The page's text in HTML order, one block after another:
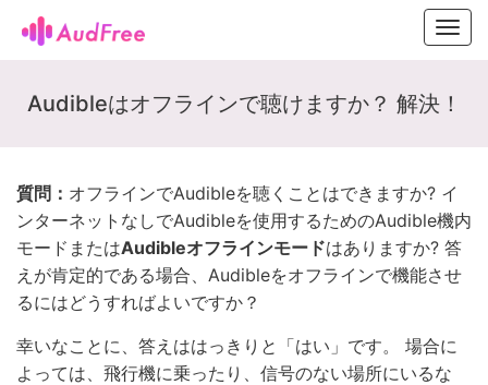
Audibleはオフラインで聴けますか？ 解決！
質問： オフラインでAudibleを聴くことはできますか? イ
ンターネットなしでAudibleを使用するためのAudible機内
モードまたはAudibleオフラインモードはありますか? 答
えが肯定的である場合、Audibleをオフラインで機能させ
るにはどうすればよいですか？
幸いなことに、答えははっきりと「はい」です。 場合に
よっては、飛行機に乗ったり、信号のない場所にいるな